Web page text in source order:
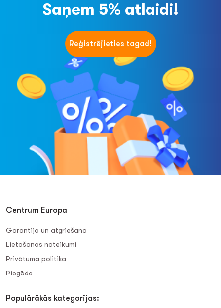
Saņem 5% atlaidi!
Reģistrējieties tagad!
Centrum Europa
Garantija un atgriešana
Lietošanas noteikumi
Privātuma politika
Piegāde
Populārākās kategorijas: